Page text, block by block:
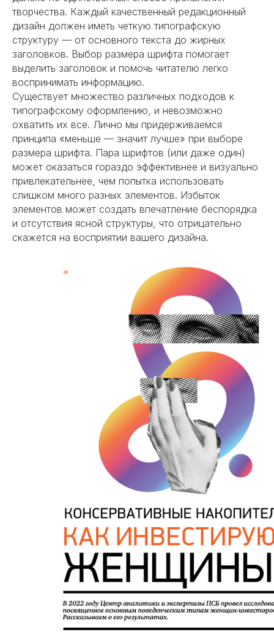
творчества. Каждый качественный редакционный
дизайн должен иметь четкую типографскую
структуру — от основного текста до жирных
заголовков. Выбор размера шрифта помогает
выделить заголовок и помочь читателю легко
воспринимать информацию.
Существует множество различных подходов к
типографскому оформлению, и невозможно
охватить их все. Лично мы придерживаемся
принципа «меньше — значит лучше» при выборе
размера шрифта. Пара шрифтов (или даже один)
может оказаться гораздо эффективнее и визуально
привлекательнее, чем попытка использовать
слишком много разных элементов. Избыток
элементов может создать впечатление беспорядка
и отсутствия ясной структуры, что отрицательно
скажется на восприятии вашего дизайна.